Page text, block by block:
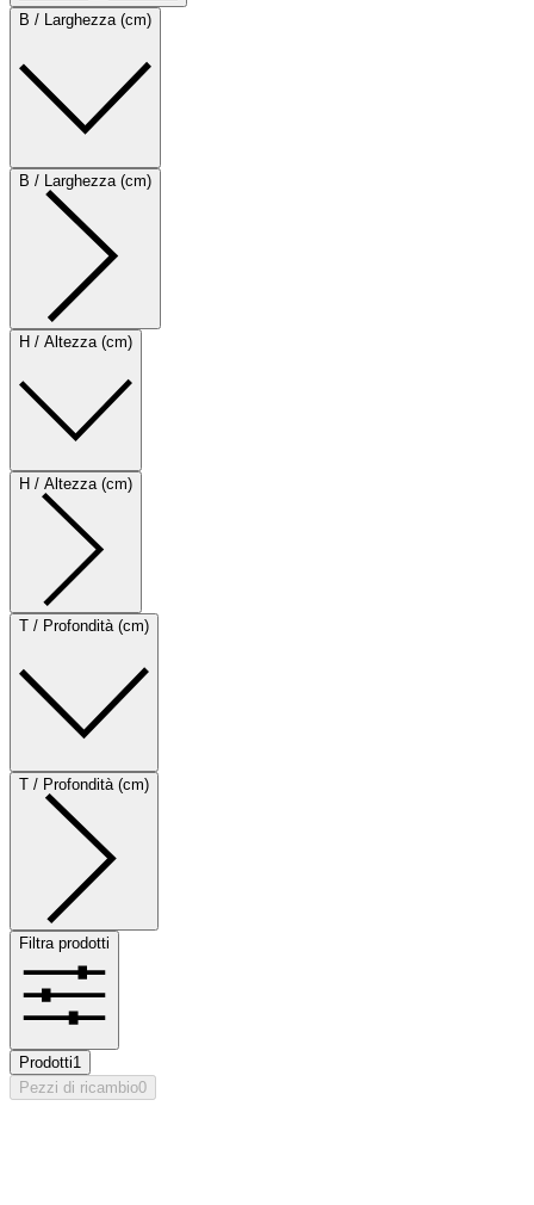
B / Larghezza (cm)
B / Larghezza (cm)
H / Altezza (cm)
H / Altezza (cm)
T / Profondità (cm)
T / Profondità (cm)
Filtra prodotti
Prodotti1
Pezzi di ricambio0